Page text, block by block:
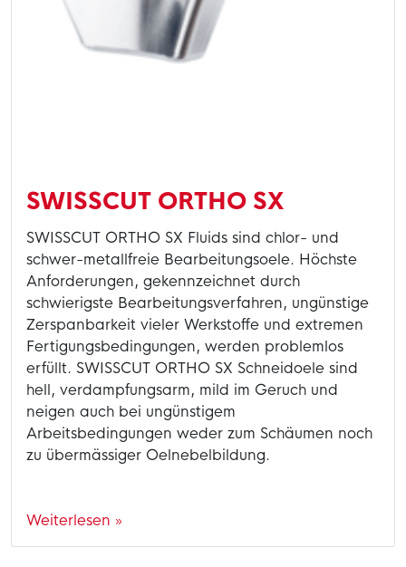
SWISSCUT ORTHO SX
SWISSCUT ORTHO SX Fluids sind chlor- und
schwer-metallfreie Bearbeitungsoele. Höchste
Anforderungen, gekennzeichnet durch
schwierigste Bearbeitungsverfahren, ungünstige
Zerspanbarkeit vieler Werkstoffe und extremen
Fertigungsbedingungen, werden problemlos
erfüllt. SWISSCUT ORTHO SX Schneidoele sind
hell, verdampfungsarm, mild im Geruch und
neigen auch bei ungünstigem
Arbeitsbedingungen weder zum Schäumen noch
zu übermässiger Oelnebelbildung.
Weiterlesen »